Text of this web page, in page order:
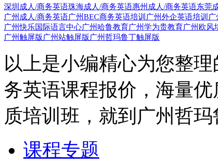
深圳成人/商务英语珠海成人/商务英语惠州成人/商务英语东莞
广州成人/商务英语广州BEC商务英语培训 广州外企英语培训
广州快乐国际语言中心广州哈鲁教育广州学为贵教育广州欧风
广州触屏版 广州站触屏版 广州哲玛鲁丁触屏版
以上是小编精心为您整
务英语课程报价，海量
质培训班，就到广州哲
课程专题